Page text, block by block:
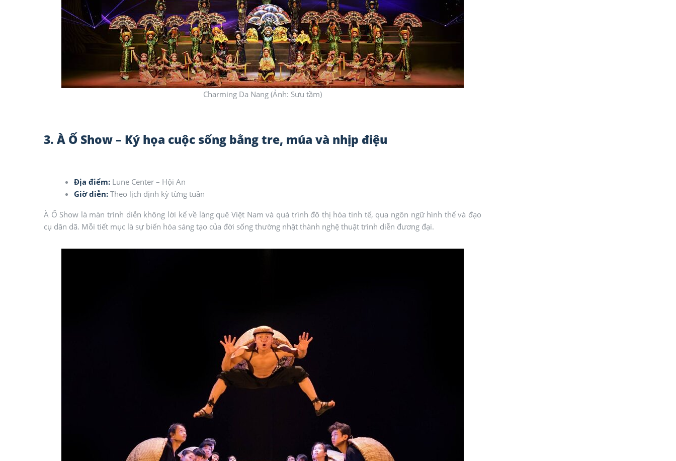
Charming Da Nang (Ảnh: Sưu tầm)
3. À Ố Show – Ký họa cuộc sống bằng tre, múa và nhịp điệu
Địa điểm:Lune Center – Hội An
Giờ diễn:Theo lịch định kỳ từng tuần
À Ố Show là màn trình diễn không lời kể về làng quê Việt Nam và quá trình đô thị hóa tinh tế, qua ngôn ngữ hình thể và đạo
cụ dân dã. Mỗi tiết mục là sự biến hóa sáng tạo của đời sống thường nhật thành nghệ thuật trình diễn đương đại.